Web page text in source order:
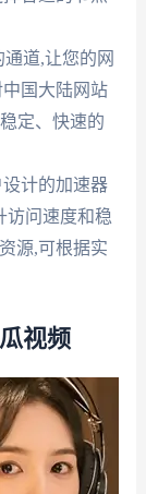
道,让您的网
国大陆网站
定、快速的
计的加速器
访问速度和稳
源,可根据实
视频